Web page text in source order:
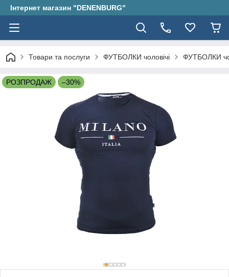
Інтернет магазин "DENENBURG"
Товари та послуги ФУТБОЛКИ чоловічі ФУТБОЛКИ
РОЗПРОДАЖ –30%